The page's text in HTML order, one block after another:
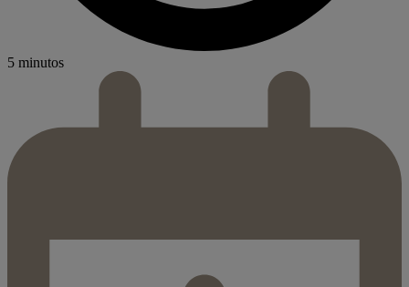
5 minutos